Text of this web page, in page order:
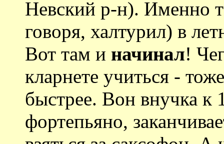
Невский р-н). Именно
говоря, халтурил) в
Вот там и начинал!
кларнете учиться -
быстрее. Вон внучка к
фортепьяно,